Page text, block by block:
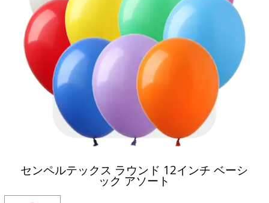
センペルテックス ラウンド 12インチ ベーシ
ック アソート